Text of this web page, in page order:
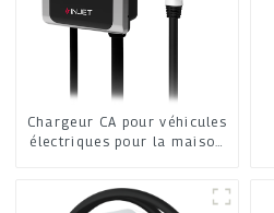
Chargeur CA pour véhicules
électriques pour la maison